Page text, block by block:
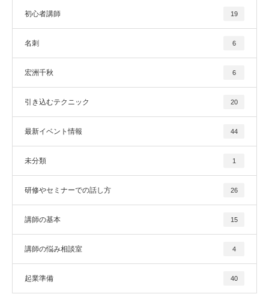
初心者講師 19
名刺 6
宏洲千秋 6
引き込むテクニック 20
最新イベント情報 44
未分類 1
研修やセミナーでの話し方 26
講師の基本 15
講師の悩み相談室 4
起業準備 40